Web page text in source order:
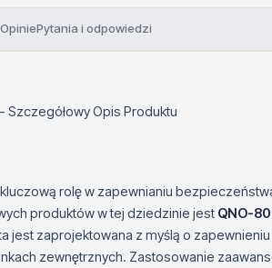
OpiniePytania i odpowiedzi
Szczegółowy Opis Produktu
rolę w zapewnianiu
produktów w tej dziedzinie jest QNO-
jest zaprojektowana z myślą o
zewnętrznych. Zastosowanie